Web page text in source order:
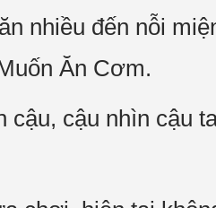
nhiều đến nỗi
Ăn Cơm.
cậu, cậu nhìn cậu